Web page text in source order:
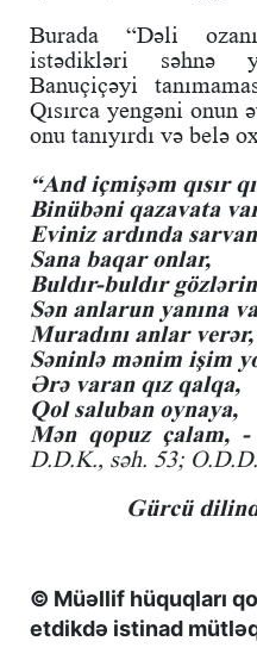
Burada “Dəli
istədikləri səhnə
Banuçiçəyi
Qısırca yengəni onun
onu tanıyırdı və belə
“And içmişəm qısır
Binübəni qazavata
Eviniz ardında
Sana baqar onlar,
Buldır-buldır
Sən anlarun yanına
Muradını anlar
Səninlə mənim işim
Ərə varan qız qalqa,
Qol saluban oynaya,
Mən qopuz çalam, -
D.D.K., səh. 53;
Gürcü
© Müəllif hüquqları
etdikdə istinad